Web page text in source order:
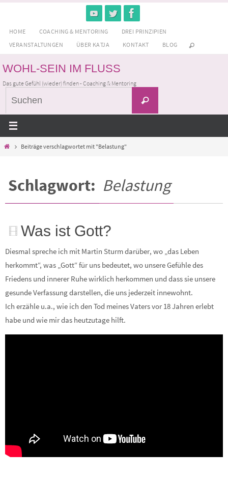
springen
HOME COACHING & MENTORING
DREI PRINZIPIEN
VERANSTALTUNGEN
ÜBER KATJA KONTAKT BLOG
WOHL-SEIN IM FLUSS
Das gute Gefühl (wieder) finden - Coaching & Mentoring
Suchen
HomeBeiträge verschlagwortet mit "Belastung"
Schlagwort: Belastung
Was ist Gott?
Diesmal spreche ich mit Martin Sturm darüber, wo „das Leben
herkommt“, was „Gott“ für uns bedeutet, wo unsere Gefühle des
Friedens und innerer Ruhe wirklich herkommen und dass sie unsere
gesunde Verfassung darstellen, die uns jederzeit innewohnt.
Ich erzähle u.a., wie ich den Tod meines Vaters vor 18 Jahren erlebt
habe und wie mir das heutzutage hilft.